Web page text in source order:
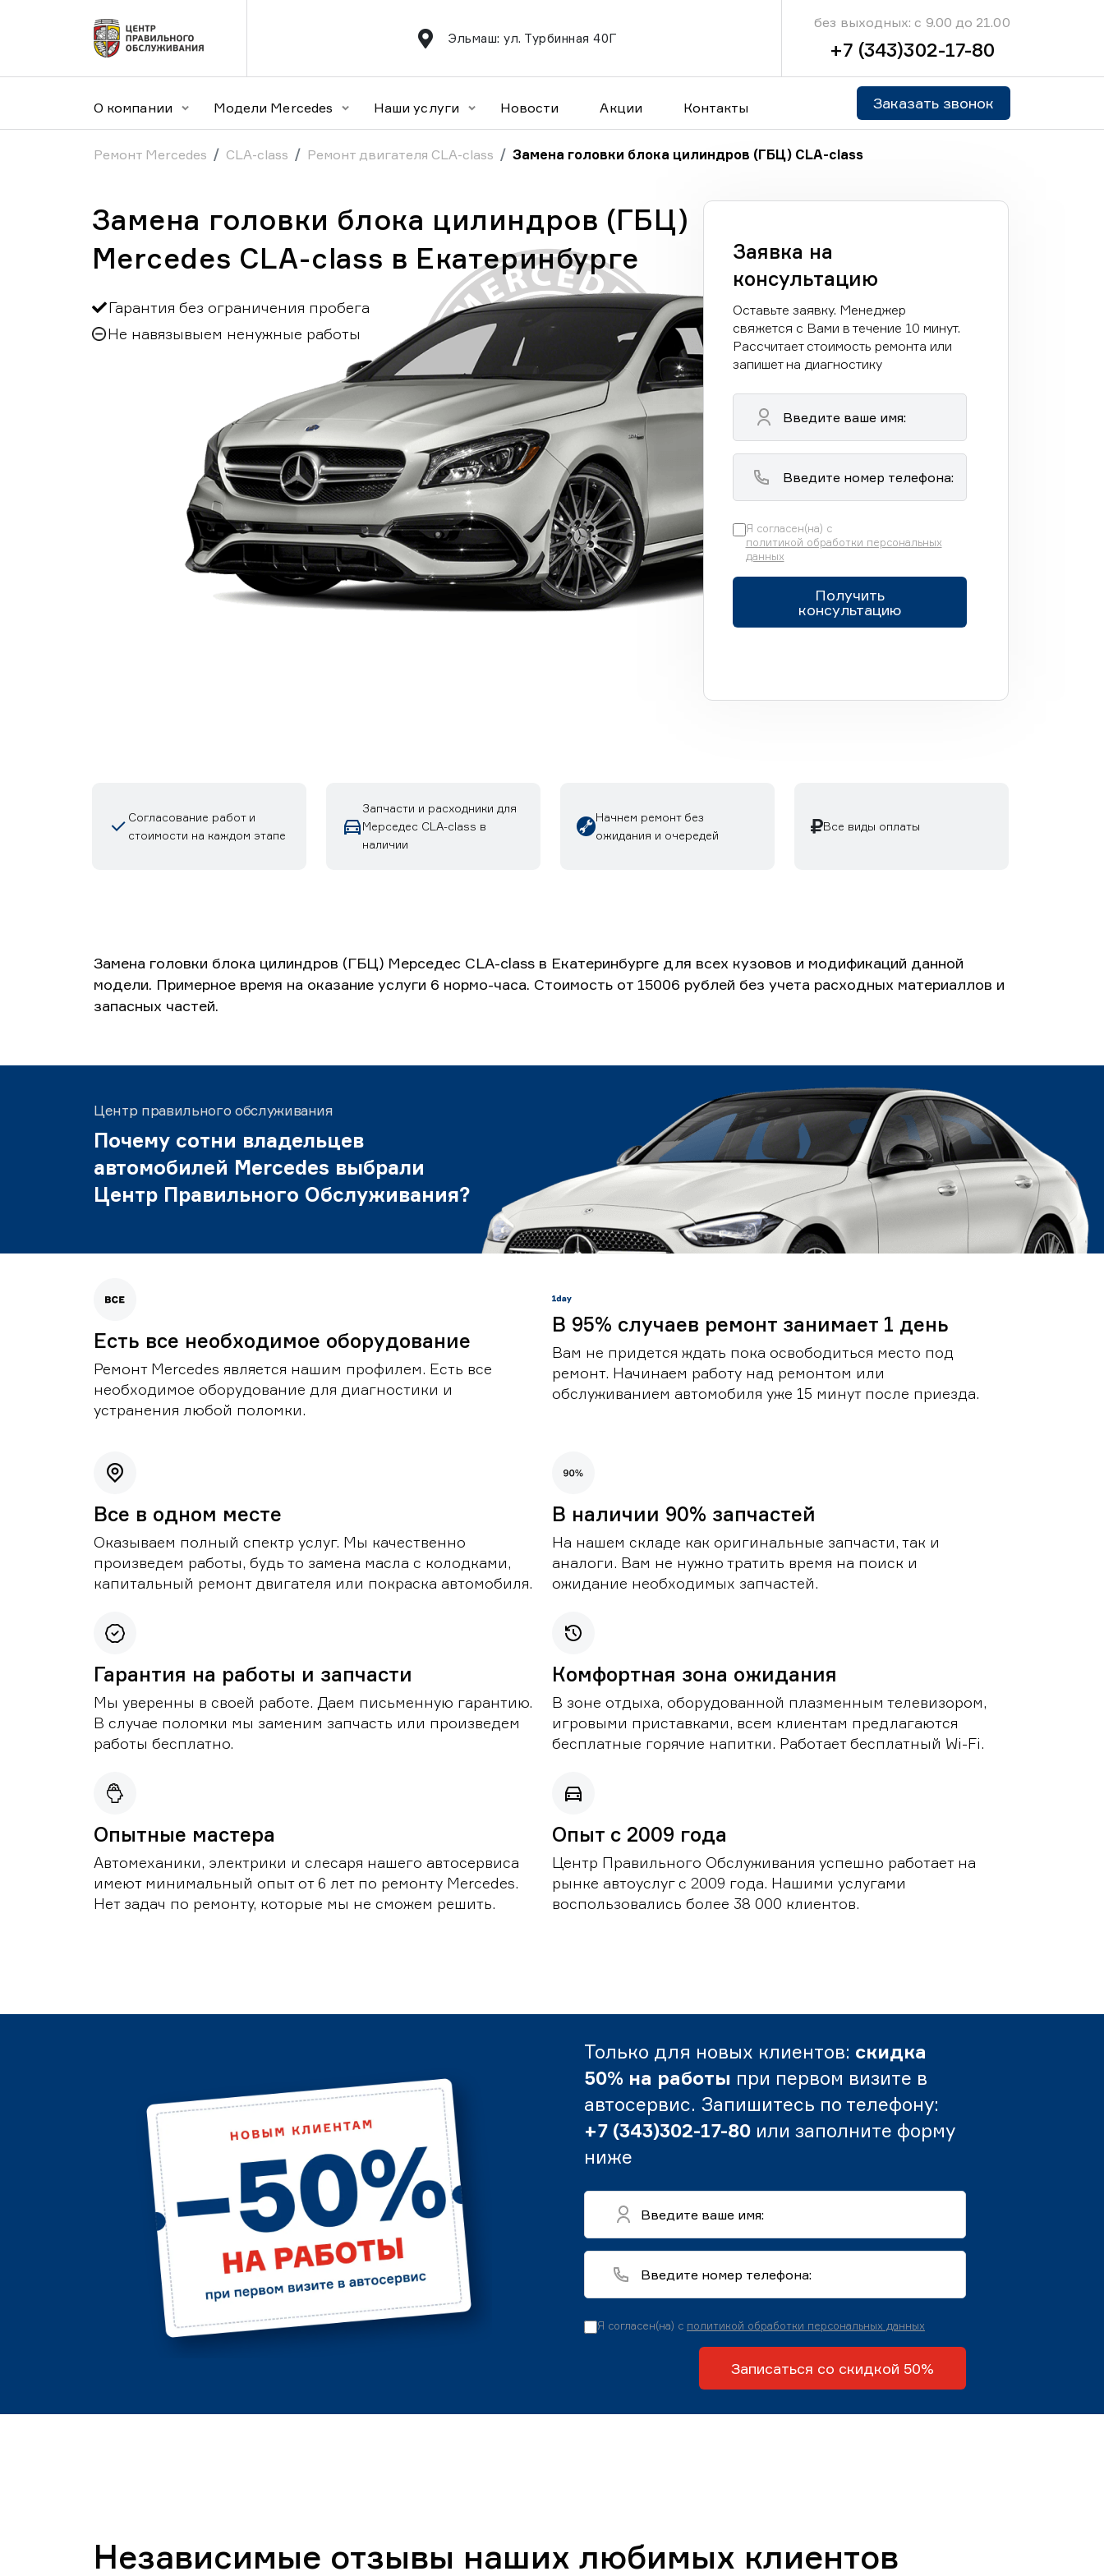
Эльмаш: ул. Турбинная 40Г
без выходных: с 9.00 до 21.00
+7 (343)302-17-80
О компании Модели Mercedes Наши услуги Новости Акции Контакты Заказать звонок
Ремонт Mercedes CLA-class Ремонт двигателя CLA-class Замена головки блока цилиндров (ГБЦ) CLA-class
Замена головки блока цилиндров (ГБЦ)
Mercedes CLA-class в Екатеринбурге
Гарантия без ограничения пробега
Не навязывыем ненужные работы
Заявка на
консультацию
Оставьте заявку. Менеджер
свяжется с Вами в течение 10 минут.
Рассчитает стоимость ремонта или
запишет на диагностику
Я согласен(на) с
политикой обработки персональных
данных
Получить
консультацию
Согласование работ и
стоимости на каждом этапе
Запчасти и расходники для
Мерседес CLA-class в
наличии
Начнем ремонт без
ожидания и очередей
Все виды оплаты
Замена головки блока цилиндров (ГБЦ) Мерседес CLA-class в Екатеринбурге для всех кузовов и модификаций данной
модели. Примерное время на оказание услуги 6 нормо-часа. Стоимость от 15006 рублей без учета расходных материаллов и
запасных частей.
Центр правильного обслуживания
Почему сотни владельцев
автомобилей Mercedes выбрали
Центр Правильного Обслуживания?
Есть все необходимое оборудование
Ремонт Mercedes является нашим профилем. Есть все
необходимое оборудование для диагностики и
устранения любой поломки.
В 95% случаев ремонт занимает 1 день
Вам не придется ждать пока освободиться место под
ремонт. Начинаем работу над ремонтом или
обслуживанием автомобиля уже 15 минут после приезда.
Все в одном месте
Оказываем полный спектр услуг. Мы качественно
произведем работы, будь то замена масла с колодками,
капитальный ремонт двигателя или покраска автомобиля.
В наличии 90% запчастей
На нашем складе как оригинальные запчасти, так и
аналоги. Вам не нужно тратить время на поиск и
ожидание необходимых запчастей.
Гарантия на работы и запчасти
Мы уверенны в своей работе. Даем письменную гарантию.
В случае поломки мы заменим запчасть или произведем
работы бесплатно.
Комфортная зона ожидания
В зоне отдыха, оборудованной плазменным телевизором,
игровыми приставками, всем клиентам предлагаются
бесплатные горячие напитки. Работает бесплатный Wi-Fi.
Опытные мастера
Автомеханики, электрики и слесаря нашего автосервиса
имеют минимальный опыт от 6 лет по ремонту Mercedes.
Нет задач по ремонту, которые мы не сможем решить.
Опыт с 2009 года
Центр Правильного Обслуживания успешно работает на
рынке автоуслуг с 2009 года. Нашими услугами
воспользовались более 38 000 клиентов.
Только для новых клиентов: скидка
50% на работы при первом визите в
автосервис. Запишитесь по телефону:
+7 (343)302-17-80 или заполните форму
ниже
Я согласен(на) с политикой обработки персональных данных
Записаться со скидкой 50%
Независимые отзывы наших любимых клиентов